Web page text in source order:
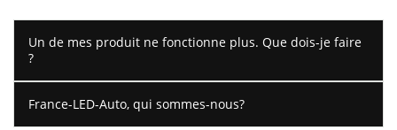
Un de mes produit ne fonctionne plus. Que dois-je faire
?
France-LED-Auto, qui sommes-nous?